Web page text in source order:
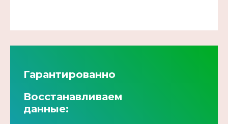
Гарантированно
Восстанавливаем
данные: